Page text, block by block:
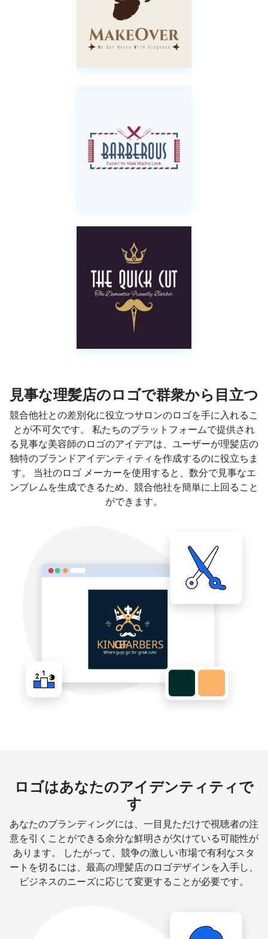
見事な理髪店のロゴで群衆から目立つ
競合他社との差別化に役立つサロンのロゴを手に入れるこ
とが不可欠です。 私たちのプラットフォームで提供され
る見事な美容師のロゴのアイデアは、ユーザーが理髪店の
独特のブランドアイデンティティを作成するのに役立ちま
す。 当社のロゴ メーカーを使用すると、数分で見事なエ
ンブレムを生成できるため、競合他社を簡単に上回ること
ができます。
ロゴはあなたのアイデンティティで
す
あなたのブランディングには、一目見ただけで視聴者の注
意を引くことができる余分な鮮明さが欠けている可能性が
あります。 したがって、競争の激しい市場で有利なスタ
ートを切るには、最高の理髪店のロゴデザインを入手し、
ビジネスのニーズに応じて変更することが必要です。